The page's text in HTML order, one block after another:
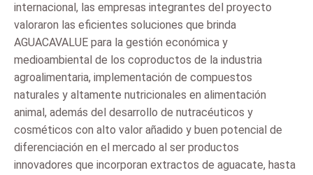
internacional, las empresas integrantes del proyecto
valoraron las eficientes soluciones que brinda
AGUACAVALUE para la gestión económica y
medioambiental de los coproductos de la industria
agroalimentaria, implementación de compuestos
naturales y altamente nutricionales en alimentación
animal, además del desarrollo de nutracéuticos y
cosméticos con alto valor añadido y buen potencial de
diferenciación en el mercado al ser productos
innovadores que incorporan extractos de aguacate, hasta